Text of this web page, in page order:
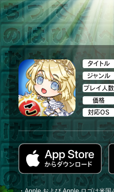
タイトル
ジャンル
プレイ人数
価格
対応OS